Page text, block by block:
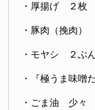
・厚揚げ ２枚
・豚肉（挽肉
・モヤシ ２ぶ
・『極うま味
・ごま油 少々